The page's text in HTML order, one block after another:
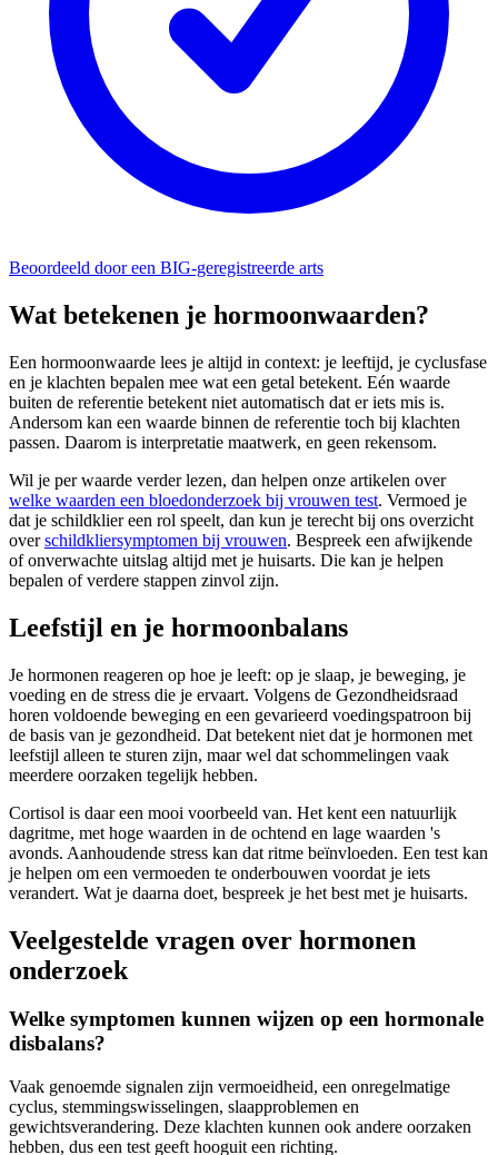
Beoordeeld door een BIG-geregistreerde arts
Wat betekenen je hormoonwaarden?
Een hormoonwaarde lees je altijd in context: je leeftijd, je cyclusfase
en je klachten bepalen mee wat een getal betekent. Eén waarde
buiten de referentie betekent niet automatisch dat er iets mis is.
Andersom kan een waarde binnen de referentie toch bij klachten
passen. Daarom is interpretatie maatwerk, en geen rekensom.
Wil je per waarde verder lezen, dan helpen onze artikelen over
welke waarden een bloedonderzoek bij vrouwen test. Vermoed je
dat je schildklier een rol speelt, dan kun je terecht bij ons overzicht
overschildkliersymptomen bij vrouwen. Bespreek een afwijkende
of onverwachte uitslag altijd met je huisarts. Die kan je helpen
bepalen of verdere stappen zinvol zijn.
Leefstijl en je hormoonbalans
Je hormonen reageren op hoe je leeft: op je slaap, je beweging, je
voeding en de stress die je ervaart. Volgens de Gezondheidsraad
horen voldoende beweging en een gevarieerd voedingspatroon bij
de basis van je gezondheid. Dat betekent niet dat je hormonen met
leefstijl alleen te sturen zijn, maar wel dat schommelingen vaak
meerdere oorzaken tegelijk hebben.
Cortisol is daar een mooi voorbeeld van. Het kent een natuurlijk
dagritme, met hoge waarden in de ochtend en lage waarden 's
avonds. Aanhoudende stress kan dat ritme beïnvloeden. Een test kan
je helpen om een vermoeden te onderbouwen voordat je iets
verandert. Wat je daarna doet, bespreek je het best met je huisarts.
Veelgestelde vragen over hormonen
onderzoek
Welke symptomen kunnen wijzen op een hormonale
disbalans?
Vaak genoemde signalen zijn vermoeidheid, een onregelmatige
cyclus, stemmingswisselingen, slaapproblemen en
gewichtsverandering. Deze klachten kunnen ook andere oorzaken
hebben, dus een test geeft hooguit een richting.